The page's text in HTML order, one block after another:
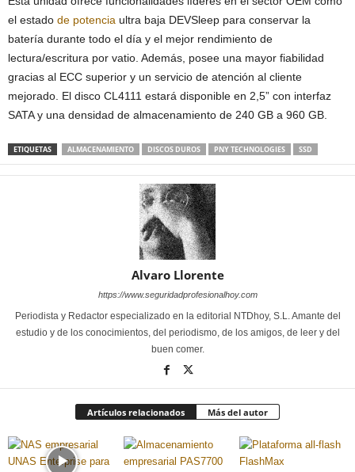
el estado de potencia ultra baja DEVSleep para conservar la
batería durante todo el día y el mejor rendimiento de
lectura/escritura por vatio. Además, posee una mayor fiabilidad
gracias al ECC superior y un servicio de atención al cliente
mejorado. El disco CL4111 estará disponible en 2,5” con interfaz
SATA y una densidad de almacenamiento de 240 GB a 960 GB.
ETIQUETAS ALMACENAMIENTO DISCOS DUROS PNY TECHNOLOGIES SSD
Alvaro Llorente
https://www.seguridadprofesionalhoy.com
Periodista y Redactor especializado en la editorial NTDhoy, S.L. Amante del
estudio y de los conocimientos, del periodismo, de los amigos, de leer y del
buen comer.
Artículos relacionados Más del autor